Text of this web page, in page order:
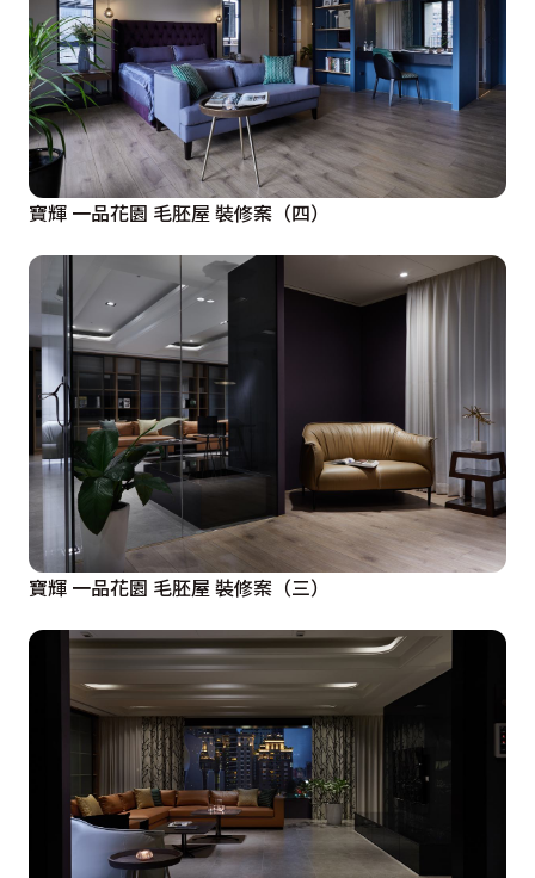
寶輝 一品花園 毛胚屋 裝修案（四）
寶輝 一品花園 毛胚屋 裝修案（三）